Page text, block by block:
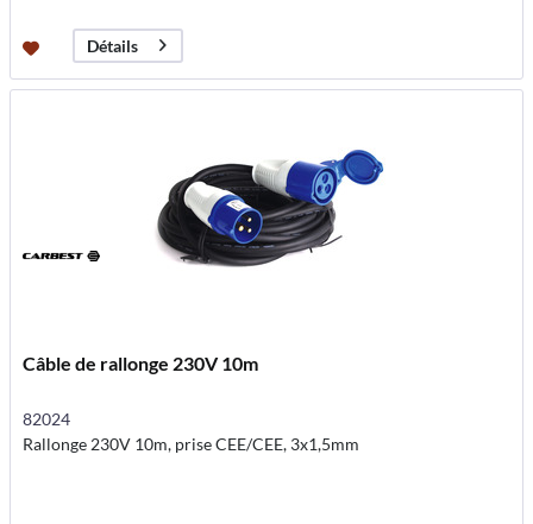
Détails
Câble de rallonge 230V 10m
82024
Rallonge 230V 10m, prise CEE/CEE, 3x1,5mm